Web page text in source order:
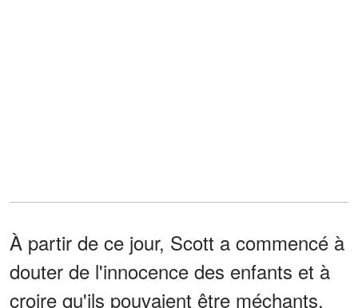
À partir de ce jour, Scott a commencé à
douter de l'innocence des enfants et à
croire qu'ils pouvaient être méchants.